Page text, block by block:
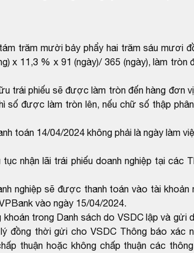
trăm mười bảy phẩy hai trăm sáu mươi
x 11,3 % x 91 (ngày)/ 365 (ngày), làm tròn
trái phiếu sẽ được làm tròn đến hàng đơn
số được làm tròn lên, nếu chữ số thập
toán 14/04/2024 không phải là ngày làm
nhận lãi trái phiếu doanh nghiệp tại các
nghiệp sẽ được thanh toán vào tài khoản
vào ngày 15/04/2024.
trong Danh sách do VSDC lập và gửi
đồng thời gửi cho VSDC Thông báo xác
thuận hoặc không chấp thuận các